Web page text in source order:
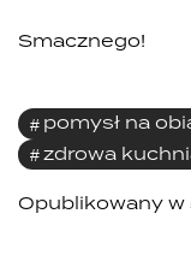
Smacznego!
pomysł na
zdrowa
Opublikowany w